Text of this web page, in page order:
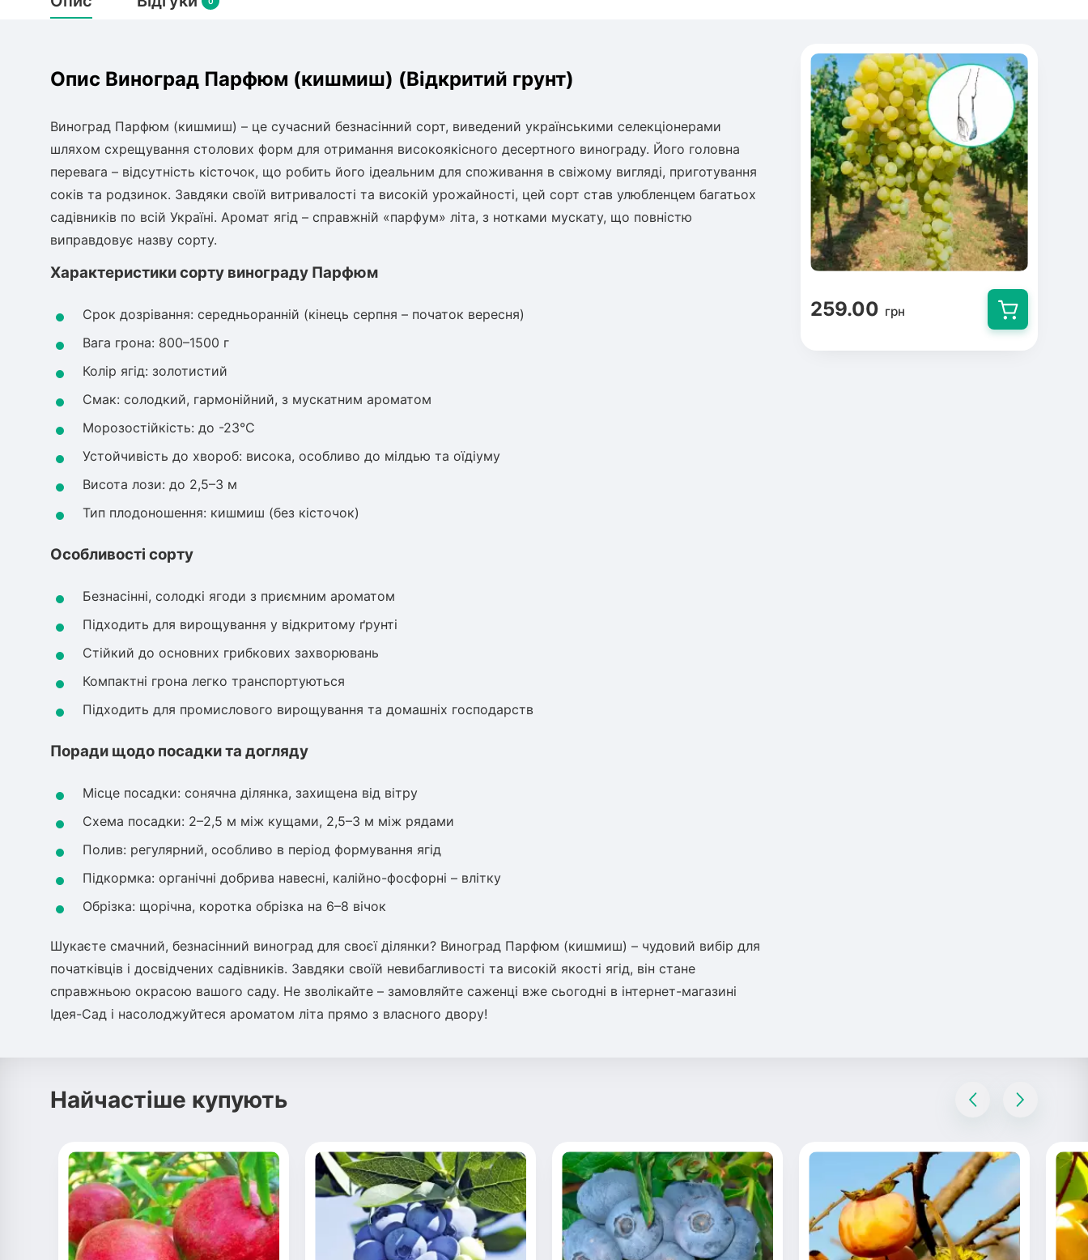
Опис Виноград Парфюм (кишмиш) (Відкритий грунт)
Виноград Парфюм (кишмиш) – це сучасний безнасінний сорт, виведений українськими селекціонерами
шляхом схрещування столових форм для отримання високоякісного десертного винограду. Його головна
перевага – відсутність кісточок, що робить його ідеальним для споживання в свіжому вигляді, приготування
соків та родзинок. Завдяки своїй витривалості та високій урожайності, цей сорт став улюбленцем багатьох
садівників по всій Україні. Аромат ягід – справжній «парфум» літа, з нотками мускату, що повністю
виправдовує назву сорту.
Характеристики сорту винограду Парфюм
Срок дозрівання: середньоранній (кінець серпня – початок вересня)
Вага грона: 800–1500 г
Колір ягід: золотистий
Смак: солодкий, гармонійний, з мускатним ароматом
Морозостійкість: до -23°C
Устойчивість до хвороб: висока, особливо до мілдью та оїдіуму
Висота лози: до 2,5–3 м
Тип плодоношення: кишмиш (без кісточок)
Особливості сорту
Безнасінні, солодкі ягоди з приємним ароматом
Підходить для вирощування у відкритому ґрунті
Стійкий до основних грибкових захворювань
Компактні грона легко транспортуються
Підходить для промислового вирощування та домашніх господарств
Поради щодо посадки та догляду
Місце посадки: сонячна ділянка, захищена від вітру
Схема посадки: 2–2,5 м між кущами, 2,5–3 м між рядами
Полив: регулярний, особливо в період формування ягід
Підкормка: органічні добрива навесні, калійно-фосфорні – влітку
Обрізка: щорічна, коротка обрізка на 6–8 вічок
Шукаєте смачний, безнасінний виноград для своєї ділянки? Виноград Парфюм (кишмиш) – чудовий вибір для
початківців і досвідчених садівників. Завдяки своїй невибагливості та високій якості ягід, він стане
справжньою окрасою вашого саду. Не зволікайте – замовляйте саженці вже сьогодні в інтернет-магазині
Ідея-Сад і насолоджуйтеся ароматом літа прямо з власного двору!
259.00 грн
Найчастіше купують